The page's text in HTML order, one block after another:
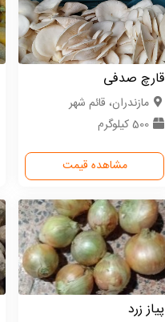
قارچ صدفی
مازندران، قائم شهر
500 کیلوگرم
مشاهده قیمت
پیاز زرد